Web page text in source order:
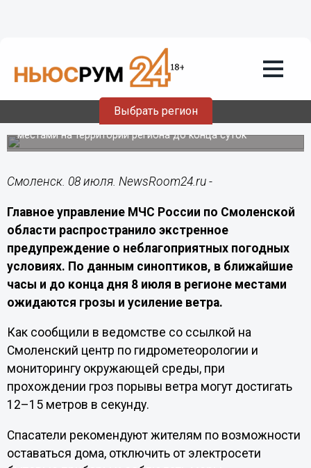
Выбрать регион
08.07.202617:00
Смолян предупредили о грозах и ветре
до 15 м/с 8 июля
Непогода ожидается в ближайшие часы и сохранится
местами на территории региона до конца суток
Смоленск. 08 июля. NewsRoom24.ru -
Главное управление МЧС России по Смоленской
области распространило экстренное
предупреждение о неблагоприятных погодных
условиях. По данным синоптиков, в ближайшие
часы и до конца дня 8 июля в регионе местами
ожидаются грозы и усиление ветра.
Как сообщили в ведомстве со ссылкой на
Смоленский центр по гидрометеорологии и
мониторингу окружающей среды, при
прохождении гроз порывы ветра могут достигать
12–15 метров в секунду.
Спасатели рекомендуют жителям по возможности
оставаться дома, отключить от электросети